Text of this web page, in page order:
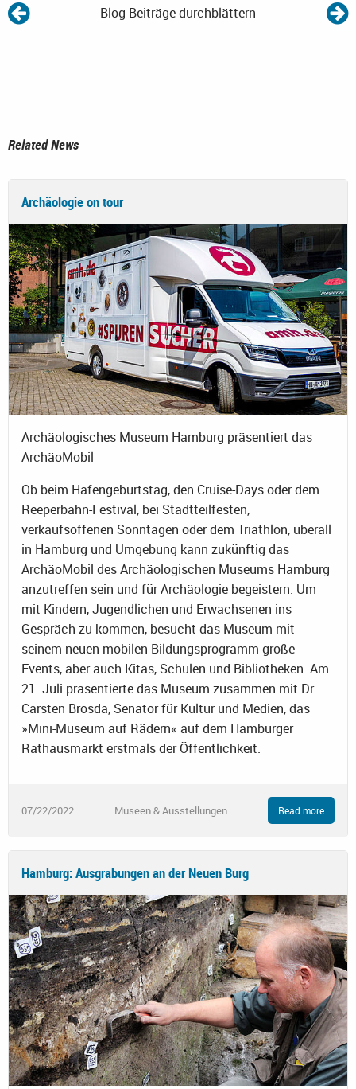
Blog-Beiträge durchblättern
Related News
Archäologie on tour
Archäologisches Museum Hamburg präsentiert das
ArchäoMobil
Ob beim Hafengeburtstag, den Cruise-Days oder dem
Reeperbahn-Festival, bei Stadtteilfesten,
verkaufsoffenen Sonntagen oder dem Triathlon, überall
in Hamburg und Umgebung kann zukünftig das
ArchäoMobil des Archäologischen Museums Hamburg
anzutreffen sein und für Archäologie begeistern. Um
mit Kindern, Jugendlichen und Erwachsenen ins
Gespräch zu kommen, besucht das Museum mit
seinem neuen mobilen Bildungsprogramm große
Events, aber auch Kitas, Schulen und Bibliotheken. Am
21. Juli präsentierte das Museum zusammen mit Dr.
Carsten Brosda, Senator für Kultur und Medien, das
»Mini-Museum auf Rädern« auf dem Hamburger
Rathausmarkt erstmals der Öffentlichkeit.
07/22/2022 Museen & Ausstellungen Read more
Hamburg: Ausgrabungen an der Neuen Burg